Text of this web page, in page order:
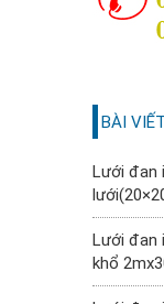
BÀI
Lưới đan
Lưới đan
khổ